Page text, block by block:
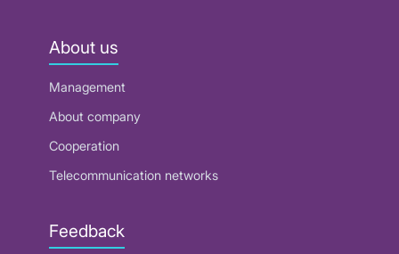
About us
Management
About company
Cooperation
Telecommunication networks
Feedback